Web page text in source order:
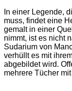
In einer Legende,
muss, findet eine
gemalt in einer
nimmt, ist es nicht
Sudarium von
verhüllt es mit
abgebildet wird.
mehrere Tücher